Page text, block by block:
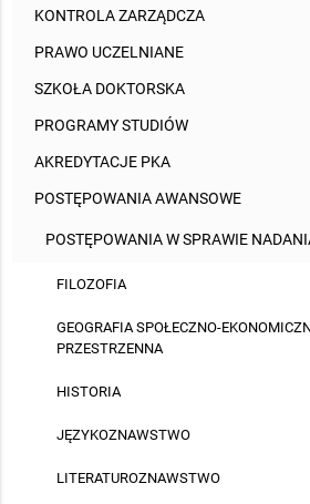
KONTROLA ZARZĄDCZA
PRAWO UCZELNIANE
SZKOŁA DOKTORSKA
PROGRAMY STUDIÓW
AKREDYTACJE PKA
POSTĘPOWANIA AWANSOWE
POSTĘPOWANIA W SPRAWIE
FILOZOFIA
GEOGRAFIA SPOŁECZNO-
PRZESTRZENNA
HISTORIA
JĘZYKOZNAWSTWO
LITERATUROZNAWSTWO